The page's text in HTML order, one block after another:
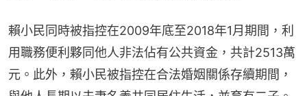
賴小民同時被指控在2009年底至2018年1月期間，利
用職務便利夥同他人非法佔有公共資金，共計2513萬
元。此外，賴小民被指控在合法婚姻關係存續期間，